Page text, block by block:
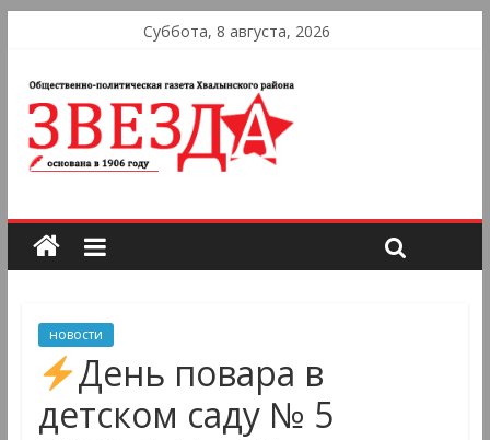
Суббота, 8 августа, 2026
новости
День повара в
детском саду № 5